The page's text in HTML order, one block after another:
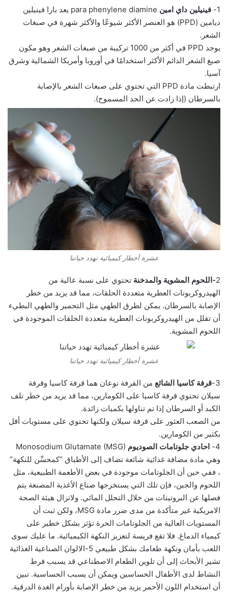
1- فينيلين داي امين
para phenylene diamine يعد بارا فينيلين
ديامين (PPD) هو العنصر الأكثر شيوعًا والأكثر شهرة في صبغات
الشعر.
يوجد PPD في أكثر من 1000 تركيبة من صبغات الشعر وهو مكون
صبغ الشعر الدائم الأكثر استخدامًا في أوروبا وأمريكا الشمالية وشرق
آسيا.
ارتبطت مادة PPD التي تحتوي على صبغات الشعر بالإصابة
بالسرطان (إذا زادت عن الحد المسموح).
عشرة أخطار كيميائية تهدد حياتنا
2-اللحوم المشوية والمدخنة تحتوي على نسبة عالية من
الهيدروكربونات العطرية متعددة الحلقات، مما قد يزيد من خطر
الإصابة بالسرطان. يمكن لطرق الطهي مثل التحمير والطهي البطيء
أن تقلل من الهيدروكربونات العطرية متعددة الحلقات الموجودة في
اللحوم المشوية.
عشرة أخطار كيميائية تهدد حياتنا
3- قرفة كاسيا الشائع من القرفة نوعان هما قرفة كاسيا وقرفة
سيلان تحتوي قرفة كاسيا على الكومارين، مما قد يزيد من خطر تلف
الكبد أو السرطان إذا تم تناولها بكميات زائدة.
من الصعب العثور على قرفة سيلان ولكنها تحتوي على مستويات أقل
بكثير من الكومارين.
4-
احادي جلوتامات الصوديوم Monosodium Glutamate (MSG)
وهي مادة مضافة غذائية شائعة تضاف إلى الأطباق “كمحسِّن للنكهة”
، ففي حين أن الجلوتامات موجودة في بعض الأطعمة الطبيعية، مثل
اللحوم والجبن، فإن تلك التي يستخرجها صناع الأغذية المصنعة يتم
فصلها عن البروتينات من خلال التحلل المائي. ولاتزال هيئة الصحة
الامريكية غير متأكدة من مدى ضرر مادة MSG، ولكن ثبت أن
المستويات العالية من الجلوتامات الحرة تؤثر بشكل خطير على
كيمياء الدماغ. فلا تقع فريسة لتعزيز النكهة الكيميائية. ما عليك سوى
اللعب بأمان ونكهة طعامك بشكل طبيعي 5-الالوان الصناعية الغذائية
تشير الأبحاث إلى أن تلوين الطعام الاصطناعي قد يسبب فرط
النشاط لدى الأطفال الحساسين ويمكن أن يسبب الحساسية. تبين
أن استخدام اللون الأحمر يزيد من خطر الإصابة بأورام الغدة الدرقية.